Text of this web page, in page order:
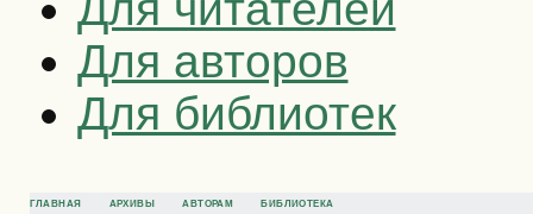
Для авторов
Для библиотек
ГЛАВНАЯ АРХИВЫ АВТОРАМ БИБЛИОТЕКА